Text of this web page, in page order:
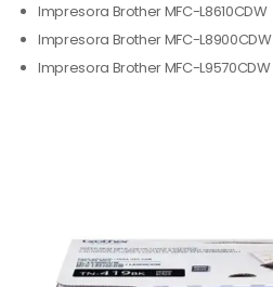
Impresora Brother MFC-L8610CDW
Impresora Brother MFC-L8900CDW
Impresora Brother MFC-L9570CDW